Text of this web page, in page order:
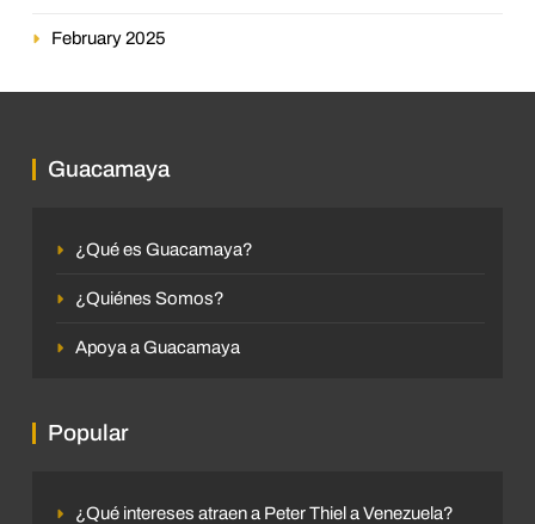
February 2025
Guacamaya
¿Qué es Guacamaya?
¿Quiénes Somos?
Apoya a Guacamaya
Popular
¿Qué intereses atraen a Peter Thiel a Venezuela?